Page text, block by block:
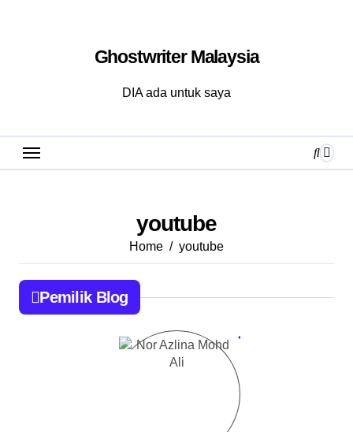
Ghostwriter Malaysia
DIA ada untuk saya
youtube
Home youtube
Pemilik Blog